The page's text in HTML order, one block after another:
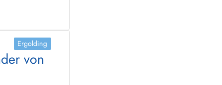
Ergolding
von